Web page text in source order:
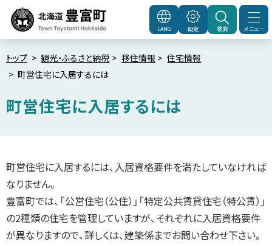
へ
メ
ー
北海道豊富町Town
メニュー
LANG 設定 検索
トップ 観光・ふるさと納税 移住情報
住宅情報
町営住宅に入居するには
町営住宅に入居するには
目
次
入
居
で
の
手
町営住宅に入居するには、入居資格要件を満たしていなければ
なりません。
豊富町では、「公営住宅（公住）」「特定公共賃貸住宅（特公賃）」
の2種類の住宅を管理していますが、それぞれに入居資格要件
が異なりますので、詳しくは、建築係までお問い合わせ下さい。